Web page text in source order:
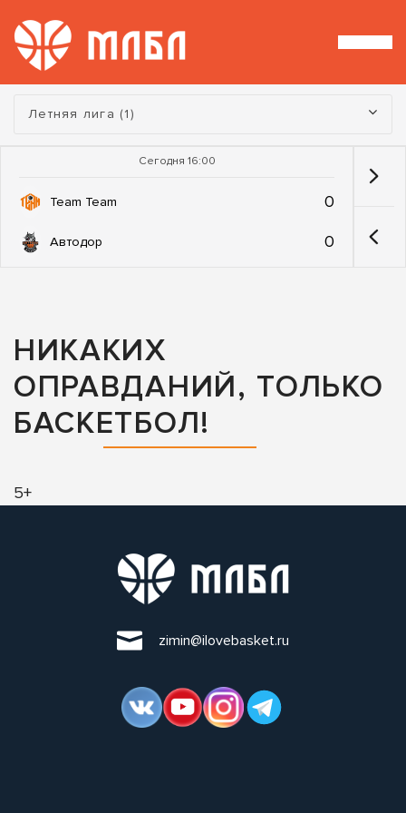
Турнир:
Летняя лига (1)
Сегодня 16:00
Team Team 0
Автодор 0
НИКАКИХ
ОПРАВДАНИЙ, ТОЛЬКО
БАСКЕТБОЛ!
5+
zimin@ilovebasket.ru